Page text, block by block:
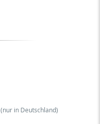
in Deutschland)